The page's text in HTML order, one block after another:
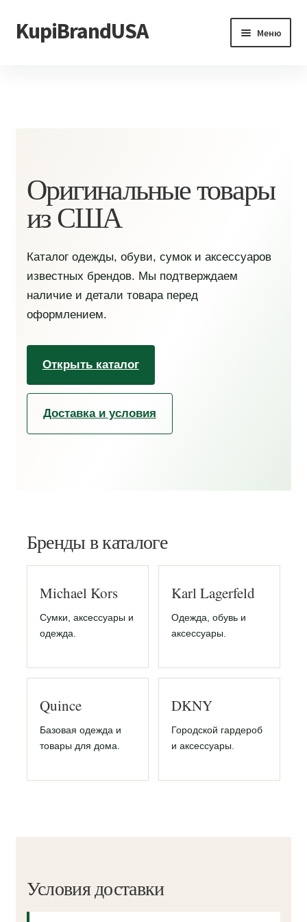
Перейти
к
Перейти
к
KupiBrandUSA Меню
Оригинальные товары
из США
Каталог одежды, обуви, сумок и аксессуаров
известных брендов. Мы подтверждаем
наличие и детали товара перед
оформлением.
Открыть каталог
Доставка и условия
Бренды в каталоге
Michael Kors
Сумки, аксессуары и
одежда.
Karl Lagerfeld
Одежда, обувь и
аксессуары.
Quince
Базовая одежда и
товары для дома.
DKNY
Городской гардероб
и аксессуары.
Условия доставки